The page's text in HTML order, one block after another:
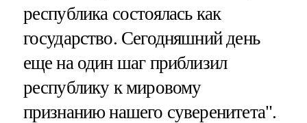
республика состоялась как
государство. Сегодняшний день
еще на один шаг приблизил
республику к мировому
признанию нашего суверенитета".